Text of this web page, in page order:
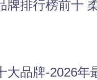
大品牌-2026年